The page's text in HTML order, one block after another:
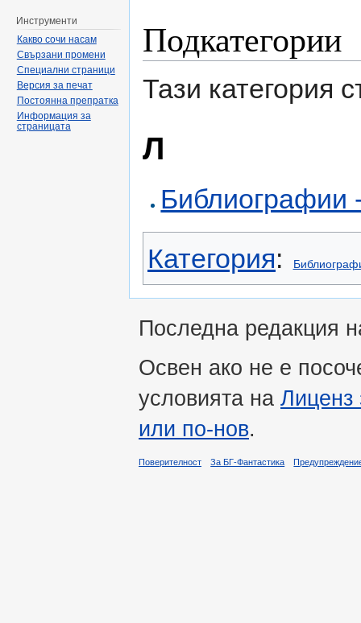
Подкатегории
Тази категория
Л
Библиографии
Категория:
Инструменти
Какво сочи насам
Свързани промени
Специални страници
Версия за печат
Постоянна препратка
Информация за
страницата
Последна редакция
Освен ако не е
условията на Лиценз
или по-нов.
Поверителност За БГ-Фантастика